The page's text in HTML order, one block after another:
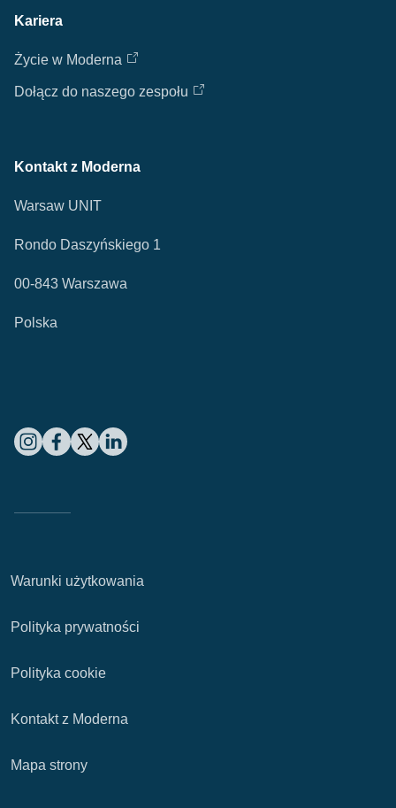
Kariera
Życie w Moderna
Dołącz do naszego zespołu
Kontakt z Moderna
Warsaw UNIT
Rondo Daszyńskiego 1
00-843 Warszawa
Polska
Warunki użytkowania
Polityka prywatności
Polityka cookie
Kontakt z Moderna
Mapa strony